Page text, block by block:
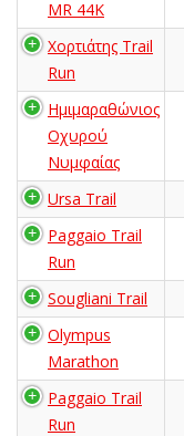
MR 44K
Χορτιάτης Trail
Run
Ημιμαραθώνιος
Οχυρού
Νυμφαίας
Ursa Trail
Paggaio Trail
Run
Sougliani Trail
Olympus
Marathon
Paggaio Trail
Run